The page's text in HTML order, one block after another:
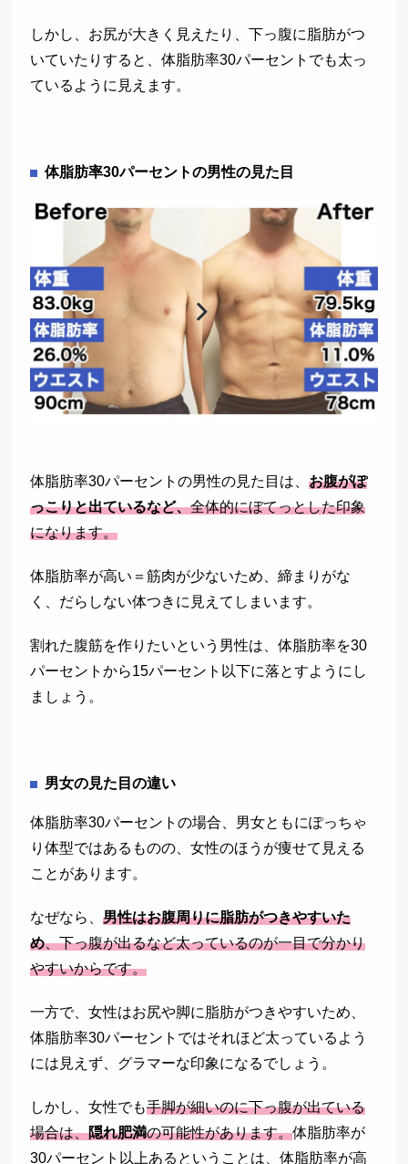
しかし、お尻が大きく見えたり、下っ腹に脂肪がつ
いていたりすると、体脂肪率30パーセントでも太っ
ているように見えます。
体脂肪率30パーセントの男性の見た目
体脂肪率30パーセントの男性の見た目は、お腹がぽ
っこりと出ているなど、全体的にぼてっとした印象
になります。
体脂肪率が高い＝筋肉が少ないため、締まりがな
く、だらしない体つきに見えてしまいます。
割れた腹筋を作りたいという男性は、体脂肪率を30
パーセントから15パーセント以下に落とすようにし
ましょう。
男女の見た目の違い
体脂肪率30パーセントの場合、男女ともにぽっちゃ
り体型ではあるものの、女性のほうが痩せて見える
ことがあります。
なぜなら、男性はお腹周りに脂肪がつきやすいた
め、下っ腹が出るなど太っているのが一目で分かり
やすいからです。
一方で、女性はお尻や脚に脂肪がつきやすいため、
体脂肪率30パーセントではそれほど太っているよう
には見えず、グラマーな印象になるでしょう。
しかし、女性でも手脚が細いのに下っ腹が出ている
場合は、隠れ肥満の可能性があります。体脂肪率が
30パーセント以上あるということは、体脂肪率が高